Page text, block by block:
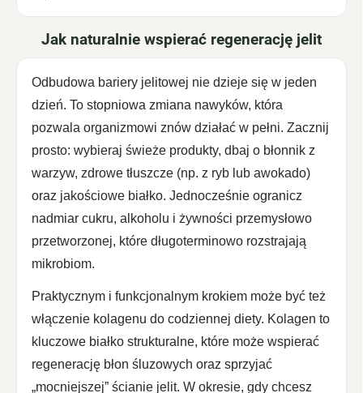
Jak naturalnie wspierać regenerację jelit
Odbudowa bariery jelitowej nie dzieje się w jeden
dzień. To stopniowa zmiana nawyków, która
pozwala organizmowi znów działać w pełni. Zacznij
prosto: wybieraj świeże produkty, dbaj o błonnik z
warzyw, zdrowe tłuszcze (np. z ryb lub awokado)
oraz jakościowe białko. Jednocześnie ogranicz
nadmiar cukru, alkoholu i żywności przemysłowo
przetworzonej, które długoterminowo rozstrajają
mikrobiom.
Praktycznym i funkcjonalnym krokiem może być też
włączenie kolagenu do codziennej diety. Kolagen to
kluczowe białko strukturalne, które może wspierać
regenerację błon śluzowych oraz sprzyjać
„mocniejszej” ścianie jelit. W okresie, gdy chcesz